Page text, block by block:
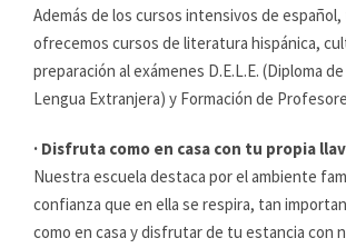
Además de los cursos intensivos de
ofrecemos cursos de literatura hispánica,
preparación al exámenes D.E.L.E. (Diploma
Lengua Extranjera) y Formación de
· Disfruta como en casa con tu propia
Nuestra escuela destaca por el ambiente
confianza que en ella se respira, tan
como en casa y disfrutar de tu estancia con